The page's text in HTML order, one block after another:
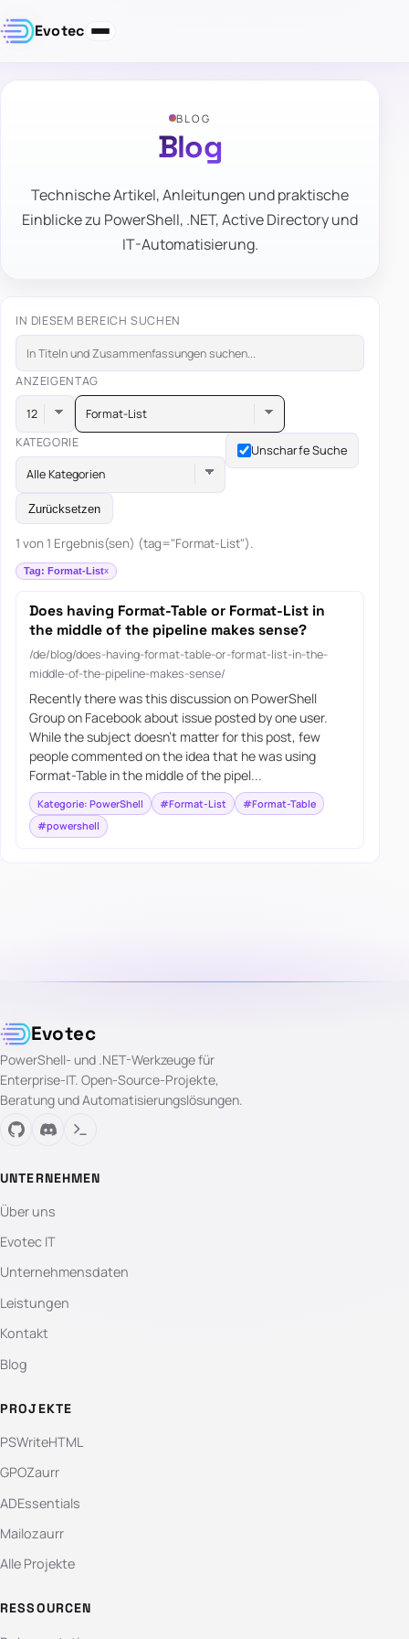
Evotec
BLOG
Blog
Technische Artikel, Anleitungen und praktische
Einblicke zu PowerShell, .NET, Active Directory und
IT-Automatisierung.
IN DIESEM BEREICH SUCHEN
ANZEIGENTAG
Format-List
KATEGORIE
Alle Kategorien
Unscharfe Suche
Zurücksetzen
1 von 1 Ergebnis(sen) (tag="Format-List").
Tag: Format-List
Does having Format-Table or Format-List in
the middle of the pipeline makes sense?
/de/blog/does-having-format-table-or-format-list-in-the-
middle-of-the-pipeline-makes-sense/
Recently there was this discussion on PowerShell
Group on Facebook about issue posted by one user.
While the subject doesn’t matter for this post, few
people commented on the idea that he was using
Format-Table in the middle of the pipel...
Kategorie: PowerShell #Format-List
#Format-Table
#powershell
Evotec
PowerShell- und .NET-Werkzeuge für
Enterprise-IT. Open-Source-Projekte,
Beratung und Automatisierungslösungen.
UNTERNEHMEN
Über uns
Evotec IT
Unternehmensdaten
Leistungen
Kontakt
Blog
PROJEKTE
PSWriteHTML
GPOZaurr
ADEssentials
Mailozaurr
Alle Projekte
RESSOURCEN